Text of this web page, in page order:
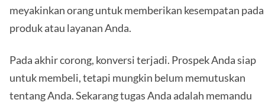
meyakinkan orang untuk memberikan kesempatan pada
produk atau layanan Anda.
Pada akhir corong, konversi terjadi. Prospek Anda siap
untuk membeli, tetapi mungkin belum memutuskan
tentang Anda. Sekarang tugas Anda adalah memandu